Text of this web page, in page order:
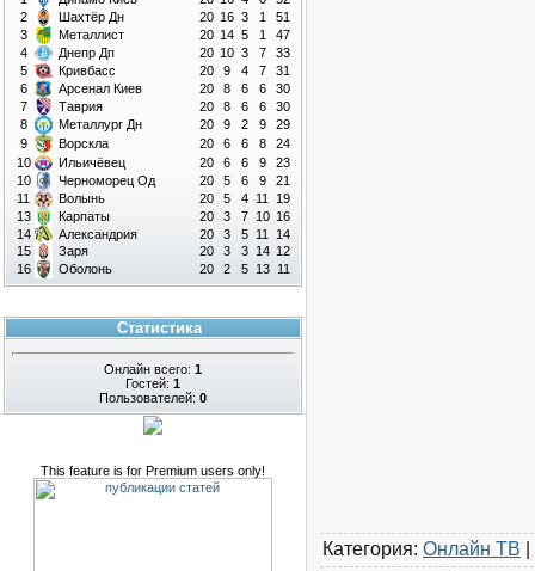
2
Шахтёр Дн 20 16 3 1
51
3
Металлист 20 14 5 1
47
4
Днепр Дп 20 10 3 7
33
5
Кривбасс 20 9 4 7
31
6
Арсенал Киев 20 8 6 6
30
7
Таврия 20 8 6 6
30
8
Металлург Дн 20 9 2 9
29
9
Ворскла 20 6 6 8
24
10
Ильичёвец 20 6 6 9
23
10
Черноморец Од 20 5 6 9
21
11
Волынь 20 5 4 11
19
13
Карпаты 20 3 7 10 16
14
Александрия 20 3 5 11
14
15
Заря 20 3 3 14 12
16
Оболонь 20 2 5 13 11
Статистика
Онлайн всего: 1
Гостей: 1
Пользователей: 0
This feature is for Premium users only!
Категория: Онлайн ТВ |